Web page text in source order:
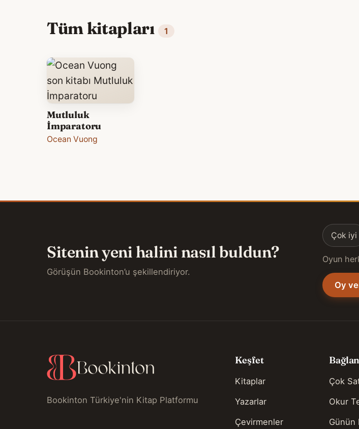
Tüm kitapları 1
Mutluluk
İmparatoru
Ocean Vuong
Sitenin yeni halini nasıl buldun?
Görüşün Bookinton’u şekillendiriyor.
Çok iyi
Oyun
Oy
Bookinton Türkiye'nin Kitap Platformu
Keşfet
Kitaplar
Yazarlar
Çevirmenler
Çok
Okur
Günün